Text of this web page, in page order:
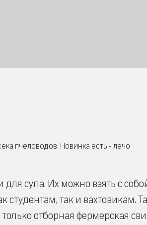
пчеловодов. Новинка есть - лечо
супа. Их можно взять с
так и вахтовикам.
отборная фермерская